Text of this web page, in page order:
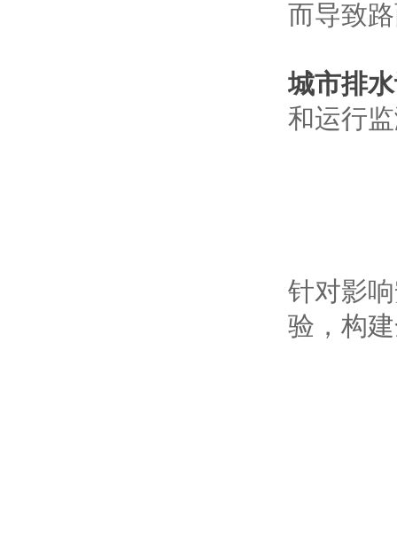
而导致
城市排
和运行
针对影
验，构